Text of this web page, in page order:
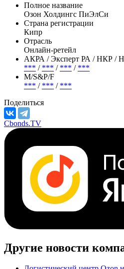
Полное название
Озон Холдингс ПиЭлСи
Страна регистрации
Кипр
Отрасль
Онлайн-ретейл
АКРА / Эксперт РА / НКР /
*** / *** / *** / ***
М/S&P/F
*** / *** / ***
Поделиться
Cbonds.TV
Другие новости